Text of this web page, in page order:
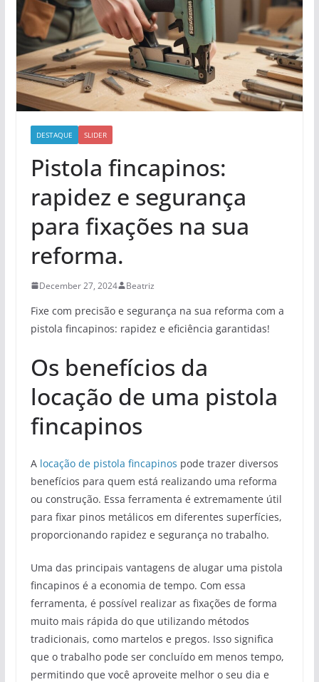
DESTAQUE SLIDER
Pistola fincapinos:
rapidez e segurança
para fixações na sua
reforma.
December 27, 2024 Beatriz
Fixe com precisão e segurança na sua reforma com a
pistola fincapinos: rapidez e eficiência garantidas!
Os benefícios da
locação de uma pistola
fincapinos
A locação de pistola fincapinos pode trazer diversos
benefícios para quem está realizando uma reforma
ou construção. Essa ferramenta é extremamente útil
para fixar pinos metálicos em diferentes superfícies,
proporcionando rapidez e segurança no trabalho.
Uma das principais vantagens de alugar uma pistola
fincapinos é a economia de tempo. Com essa
ferramenta, é possível realizar as fixações de forma
muito mais rápida do que utilizando métodos
tradicionais, como martelos e pregos. Isso significa
que o trabalho pode ser concluído em menos tempo,
permitindo que você aproveite melhor o seu dia e